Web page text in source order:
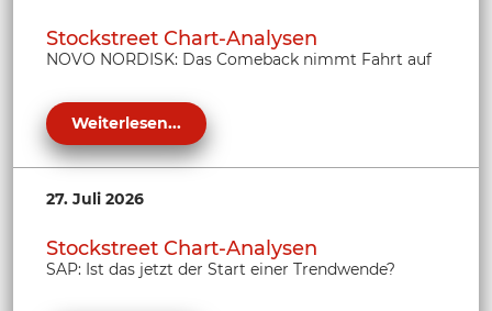
Stockstreet Chart-Analysen
NOVO NORDISK: Das Comeback nimmt Fahrt auf
Weiterlesen...
27. Juli 2026
Stockstreet Chart-Analysen
SAP: Ist das jetzt der Start einer Trendwende?